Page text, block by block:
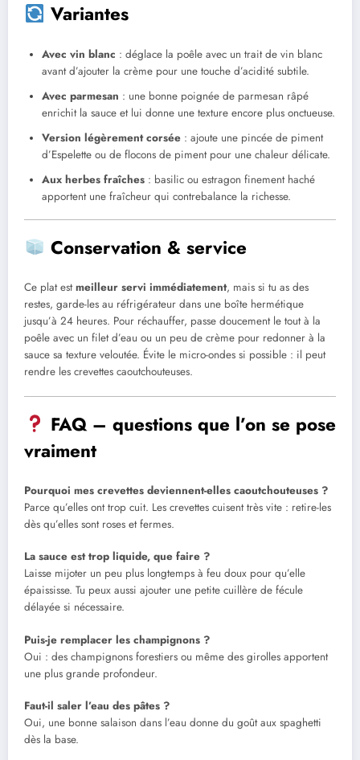
Variantes
Avec vin blanc : déglace la poêle avec un trait de vin blanc
avant d’ajouter la crème pour une touche d’acidité subtile.
Avec parmesan : une bonne poignée de parmesan râpé
enrichit la sauce et lui donne une texture encore plus onctueuse.
Version légèrement corsée : ajoute une pincée de piment
d’Espelette ou de flocons de piment pour une chaleur délicate.
Aux herbes fraîches : basilic ou estragon finement haché
apportent une fraîcheur qui contrebalance la richesse.
Conservation & service
Ce plat estmeilleur servi immédiatement, mais si tu as des
restes, garde-les au réfrigérateur dans une boîte hermétique
jusqu’à 24 heures. Pour réchauffer, passe doucement le tout à la
poêle avec un filet d’eau ou un peu de crème pour redonner à la
sauce sa texture veloutée. Évite le micro-ondes si possible : il peut
rendre les crevettes caoutchouteuses.
FAQ – questions que l’on se pose
vraiment
Pourquoi mes crevettes deviennent-elles caoutchouteuses ?
Parce qu’elles ont trop cuit. Les crevettes cuisent très vite : retire-les
dès qu’elles sont roses et fermes.
La sauce est trop liquide, que faire ?
Laisse mijoter un peu plus longtemps à feu doux pour qu’elle
épaississe. Tu peux aussi ajouter une petite cuillère de fécule
délayée si nécessaire.
Puis-je remplacer les champignons ?
Oui : des champignons forestiers ou même des girolles apportent
une plus grande profondeur.
Faut-il saler l’eau des pâtes ?
Oui, une bonne salaison dans l’eau donne du goût aux spaghetti
dès la base.